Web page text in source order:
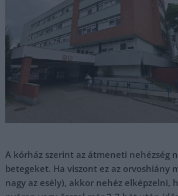
A kórház szerint az átmeneti nehézség
betegeket. Ha viszont ez az orvoshiány
nagy az esély), akkor nehéz elképzelni,